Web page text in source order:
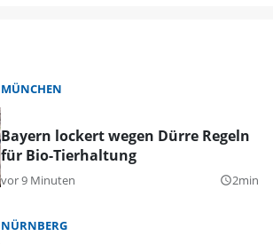
MÜNCHEN
Bayern lockert wegen Dürre Regeln
für Bio-Tierhaltung
vor 9 Minuten query_builder2min
NÜRNBERG